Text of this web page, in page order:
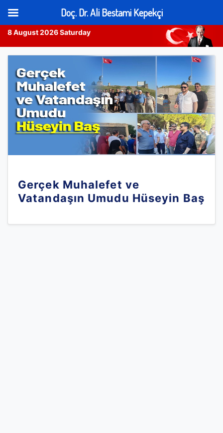
8 August 2026 Saturday
content
Gerçek Muhalefet ve
Vatandaşın Umudu Hüseyin Baş
Doç. Dr. Ali Bestami Kepekçi